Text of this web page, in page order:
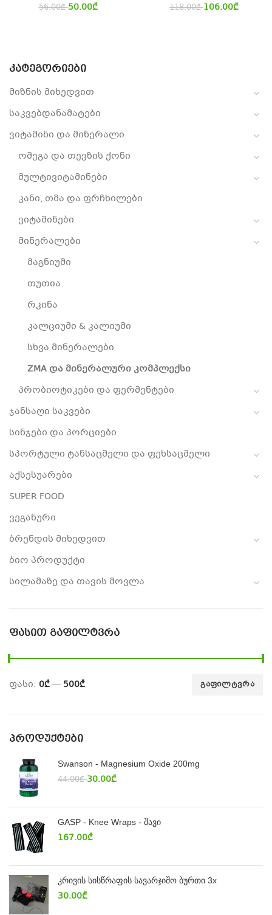
ᲙᲐᲢᲔᲒᲝᲠᲘᲔᲑᲘ
მიზნის მიხედვით
საკვებდანამატები
ვიტამინი და მინერალი
ომეგა და თევზის ქონი
მულტივიტამინები
კანი, თმა და ფრჩხილები
ვიტამინები
მინერალები
მაგნიუმი
თუთია
რკინა
კალციუმი & კალიუმი
სხვა მინერალები
ZMA და მინერალური კომპლექსი
პრობიოტიკები და ფერმენტები
ჯანსაღი საკვები
სინჯები და პორციები
სპორტული ტანსაცმელი და ფეხსაცმელი
აქსესუარები
SUPER FOOD
ვეგანური
ბრენდის მიხედვით
ბიო პროდუქტი
სილამაზე და თავის მოვლა
ᲤᲐᲡᲘᲗ ᲒᲐᲤᲘᲚᲢᲕᲠᲐ
ᲒᲐᲤᲘᲚᲢᲕᲠᲐ
ფასი: 0₾— 500₾
ᲞᲠᲝᲓᲣᲥᲢᲔᲑᲘ
Swanson - Magnesium Oxide 200mg
44.00₾ 30.00₾
GASP - Knee Wraps - შავი
167.00₾
კრივის სისწრაფის სავარჯიშო ბურთი 3x
30.00₾
56.00₾ 50.00₾ 118.00₾ 106.00₾